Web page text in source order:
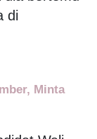
di
Minta